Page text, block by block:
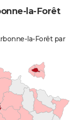
la-Forêt
la-Forêt par